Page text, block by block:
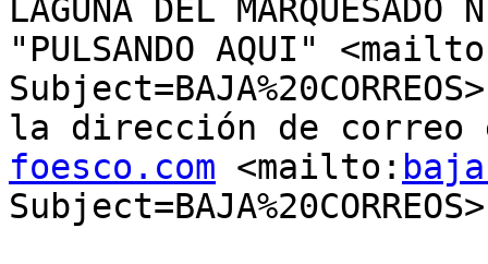
LAGUNA DEL
"PULSANDO AQUI"
la dirección de
foesco.com <mailto:
Subject=BAJA%20CORREOS>